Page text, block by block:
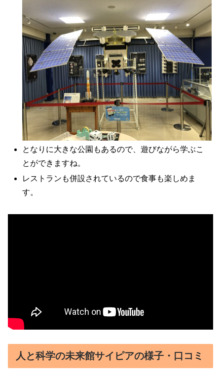
となりに大きな公園もあるので、遊びながら学ぶこ
とができますね。
レストランも併設されているので食事も楽しめま
す。
人と科学の未来館サイピアの様子・口コミ